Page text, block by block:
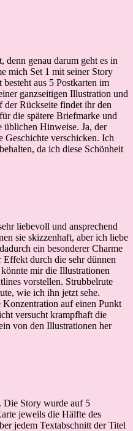
denn genau darum geht es in
mich Set 1 mit seiner Story
aus 5 Postkarten im
ganzseitigen Illustration und
der Rückseite findet ihr den
die spätere Briefmarke und
üblichen Hinweise. Ja, der
Geschichte verschicken. Ich
da ich diese Schönheit
liebevoll und ansprechend
sie skizzenhaft, aber ich liebe
ein besonderer Charme
durch die sehr dünnen
mir die Illustrationen
vorstellen. Strubbelrute
wie ich ihn jetzt sehe.
auf einen Punkt
versucht krampfhaft die
von den Illustrationen her
Die Story wurde auf 5
jeweils die Hälfte des
jedem Textabschnitt der Titel